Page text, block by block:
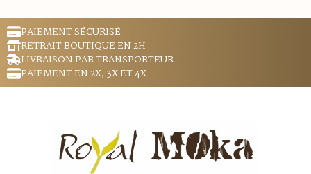
PAIEMENT SÉCURISÉ
RETRAIT BOUTIQUE EN 2H
LIVRAISON PAR TRANSPORTEUR
PAIEMENT EN 2X, 3X ET 4X